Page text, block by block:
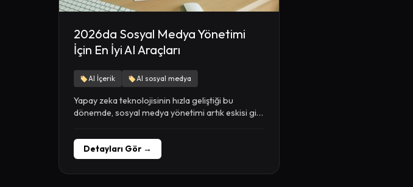
2026da Sosyal Medya Yönetimi
İçin En İyi AI Araçları
AI İçerik AI sosyal medya
Yapay zeka teknolojisinin hızla geliştiği bu
dönemde, sosyal medya yönetimi artık eskisi gibi
Detayları Gör →